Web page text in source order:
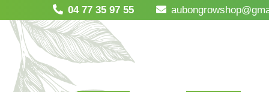
04 77 35 97 55